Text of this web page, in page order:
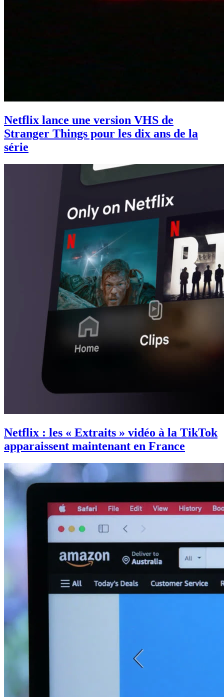
Netflix lance une version VHS de
Stranger Things pour les dix ans de la
série
Netflix : les « Extraits » vidéo à la TikTok
apparaissent maintenant en France